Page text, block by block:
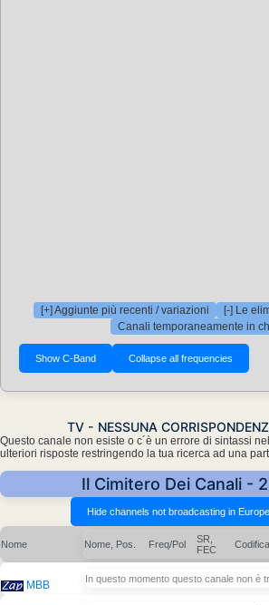
[+] Aggiunte più recenti / variazioni
[-] Le
Canali temporaneamente in
TV - NESSUNA
Questo canale non esiste o c´è un errore di sintassi
ulteriori risposte restringendo la tua ricerca ad una
Il Cimitero Dei Canali -
Nome Nome, Pos. Freq/Pol
SR,
FEC
Codifica
MBB In questo momento questo canale non è